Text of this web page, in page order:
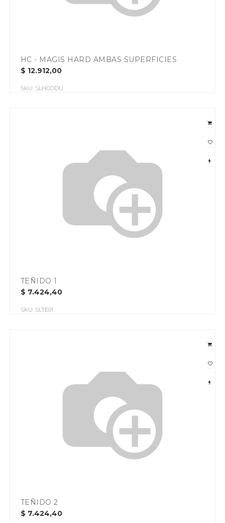
HC - MAGIS HARD AMBAS SUPERFICIES
$ 12.912,00
SKU: SLHCDDU
TEÑIDO 1
$ 7.424,40
SKU: SLTE01
TEÑIDO 2
$ 7.424,40